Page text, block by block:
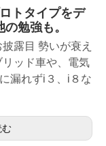
トタイプをデ
勉強も。
露目 勢いが衰え
ッド車や、電気
漏れずi３、i８な
む